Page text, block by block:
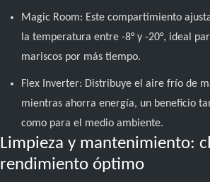
Magic Room: Este compartimiento
la temperatura entre -8° y -20°, ideal
mariscos por más tiempo.
Flex Inverter: Distribuye el aire frío de
mientras ahorra energía, un beneficio
como para el medio ambiente.
Limpieza y mantenimiento:
rendimiento óptimo